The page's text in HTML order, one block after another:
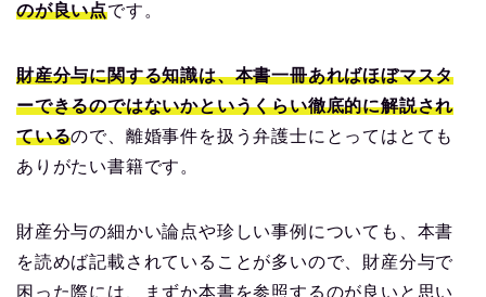
のが良い点です。
財産分与に関する知識は、本書一冊あればほぼマスタ
ーできるのではないかというくらい徹底的に解説され
ているので、離婚事件を扱う弁護士にとってはとても
ありがたい書籍です。
財産分与の細かい論点や珍しい事例についても、本書
を読めば記載されていることが多いので、財産分与で
困った際には、まずか本書を参照するのが良いと思い